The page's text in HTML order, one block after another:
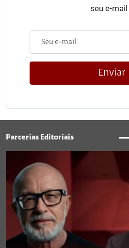
seu e-mail
Enviar
Parcerias Editoriais